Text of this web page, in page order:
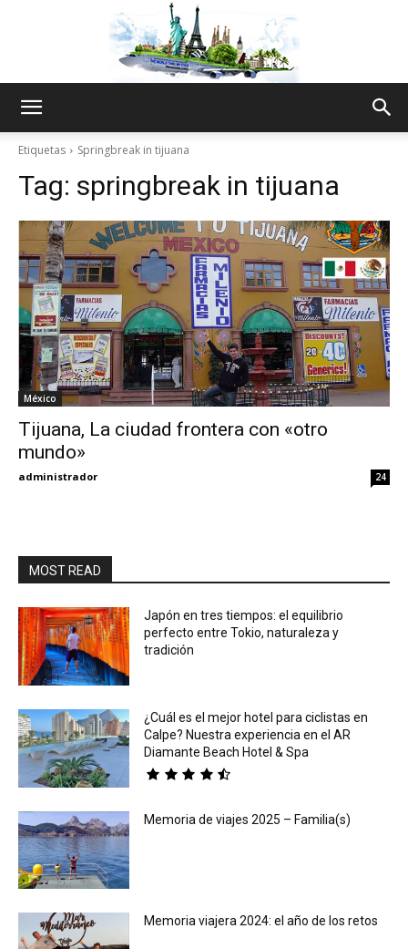
Thru
My
Etiquetas Springbreak in tijuana
Tag: springbreak in tijuana
México
Tijuana, La ciudad frontera con «otro
mundo»
administrador 24
MOST READ
Japón en tres tiempos: el equilibrio
perfecto entre Tokio, naturaleza y
tradición
¿Cuál es el mejor hotel para ciclistas en
Calpe? Nuestra experiencia en el AR
Diamante Beach Hotel & Spa
Memoria de viajes 2025 – Familia(s)
Memoria viajera 2024: el año de los retos